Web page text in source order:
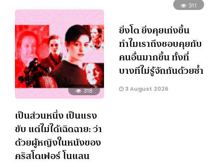
318
เป็นส่วนหนึ่ง เป็นแรง
ขับ แต่ไม่ได้เฉิดฉาย: ว่า
ด้วยผู้หญิงในหนังของ
คริสโตเฟอร์ โนแลน
311
ยิ่งโต ยิ่งคุยเก่งขึ้น
ทำไมเราถึงชอบคุยกับ
คนอื่นมากขึ้น ทั้งที่
บางทีไม่รู้จักกันด้วยซ้ำ
3 August 2026